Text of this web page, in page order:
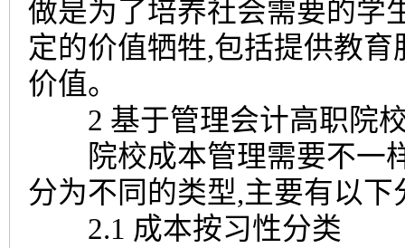
做是为了培养社会需要的学
定的价值牺牲,包括提供教
价值。
2 基于管理会计高职院
院校成本管理需要不一
分为不同的类型,主要有以下
2.1 成本按习性分类